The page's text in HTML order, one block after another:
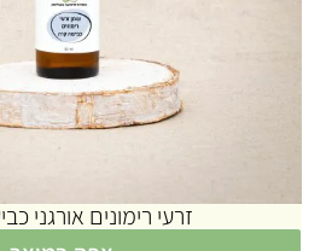
זרעי רימונים אורגני